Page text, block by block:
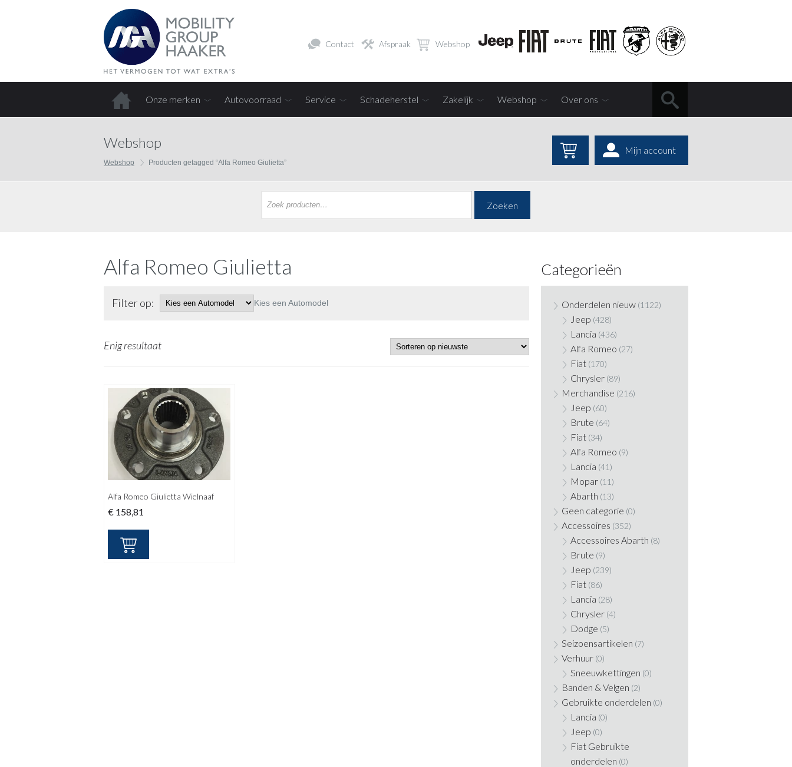
Contact Afspraak Webshop
Onze merken Autovoorraad Service Schadeherstel Zakelijk Webshop Over ons
Webshop
Webshop Producten getagged “Alfa Romeo Giulietta”
Mijn account
Zoeken
Alfa Romeo Giulietta
Filter op: Kies een Automodel
Enig resultaat
Alfa Romeo Giulietta Wielnaaf
€ 158,81
Categorieën
Onderdelen nieuw (1122)
Jeep (428)
Lancia (436)
Alfa Romeo (27)
Fiat (170)
Chrysler (89)
Merchandise (216)
Jeep (60)
Brute (64)
Fiat (34)
Alfa Romeo (9)
Lancia (41)
Mopar (11)
Abarth (13)
Geen categorie (0)
Accessoires (352)
Accessoires Abarth (8)
Brute (9)
Jeep (239)
Fiat (86)
Lancia (28)
Chrysler (4)
Dodge (5)
Seizoensartikelen (7)
Verhuur (0)
Sneeuwkettingen (0)
Banden & Velgen (2)
Gebruikte onderdelen (0)
Lancia (0)
Jeep (0)
Fiat Gebruikte
onderdelen (0)